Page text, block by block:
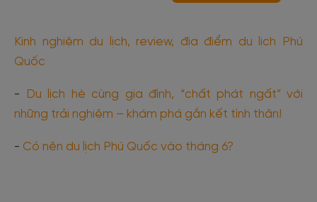
Kinh nghiệm du lịch, review, địa điểm du lịch Phú
Quốc
-
Du lịch hè cùng gia đình, “chất phát ngất” với
những trải nghiệm – khám phá gắn kết tình thân!
- Có nên du lịch Phú Quốc vào tháng 6?